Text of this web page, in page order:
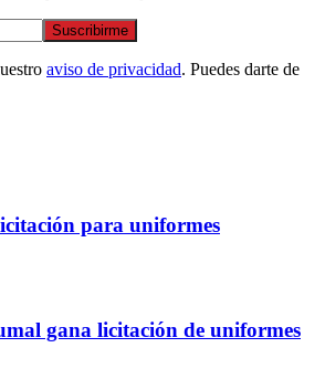
Suscribirme
aviso de privacidad. Puedes darte de
para uniformes
gana licitación de uniformes